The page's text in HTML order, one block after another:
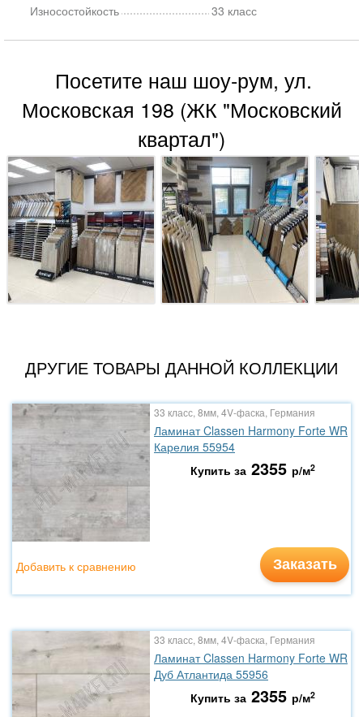
Износостойкость 33 класс
Посетите наш шоу-рум, ул.
Московская 198 (ЖК "Московский
квартал")
ДРУГИЕ ТОВАРЫ ДАННОЙ КОЛЛЕКЦИИ
33 класс, 8мм, 4V-фаска, Германия
Ламинат Classen Harmony Forte WR
Карелия 55954
Купить за 2355 р/м2
Заказать
Добавить к сравнению
33 класс, 8мм, 4V-фаска, Германия
Ламинат Classen Harmony Forte WR
Дуб Атлантида 55956
Купить за 2355 р/м2